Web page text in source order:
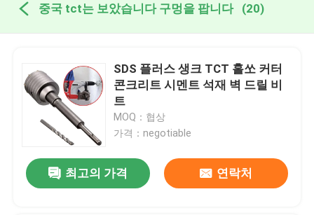
중국 tct는 보았습니다 구멍을 팝니다 (20)
SDS 플러스 생크 TCT 홀쏘 커터
콘크리트 시멘트 석재 벽 드릴 비
트
MOQ：협상
가격：negotiable
최고의 가격 연락처